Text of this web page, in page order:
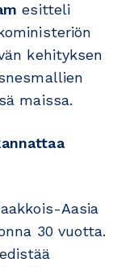
esitteli
kehityksen
maissa.
Aasia
30 vuotta.